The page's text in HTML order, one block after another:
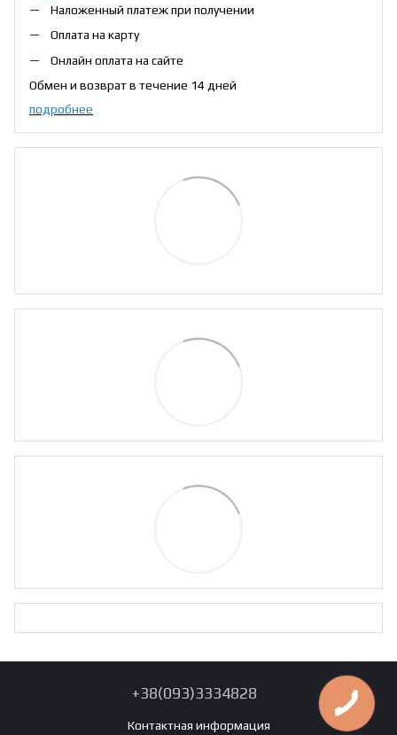
Наложенный платеж при получении
Оплата на карту
Онлайн оплата на сайте
Обмен и возврат в течение 14 дней
подробнее
+38(093)3334828
Контактная информация